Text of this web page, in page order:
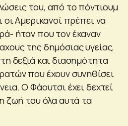
του, από το πόντιουμ
οι Αμερικανοί πρέπει να
ήταν που τον έκαναν
της δημόσιας υγείας,
δεξιά και διασημότητα
που έχουν συνηθίσει
Ο Φάουτσι έχει δεχτεί
ζωή του όλα αυτά τα